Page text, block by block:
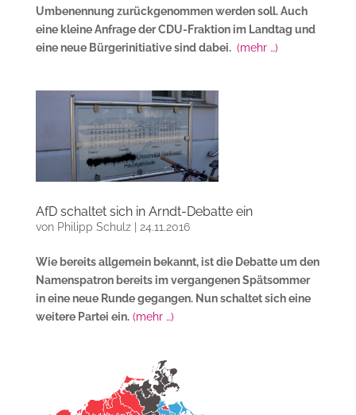
Umbenennung zurückgenommen werden soll. Auch
eine kleine Anfrage der CDU-Fraktion im Landtag und
eine neue Bürgerinitiative sind dabei. (mehr …)
AfD schaltet sich in Arndt-Debatte ein
von Philipp Schulz| 24.11.2016
Wie bereits allgemein bekannt, ist die Debatte um den
Namenspatron bereits im vergangenen Spätsommer
in eine neue Runde gegangen. Nun schaltet sich eine
weitere Partei ein. (mehr …)